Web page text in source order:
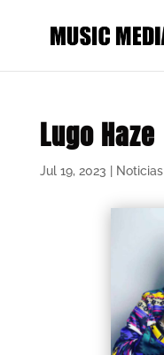
Lugo Haze
Jul 19, 2023 Noticias